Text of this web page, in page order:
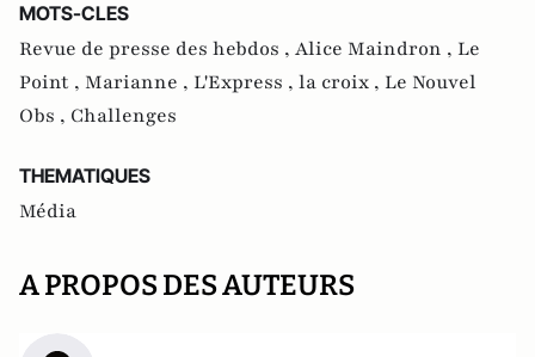
MOTS-CLES
Revue de presse des hebdos , Alice Maindron , Le
Point , Marianne , L'Express , la croix , Le Nouvel
Obs , Challenges
THEMATIQUES
Média
A PROPOS DES AUTEURS